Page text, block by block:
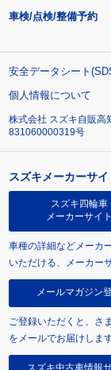
車検/点検/整備予約
安全データシート
個人情報について
株式会社 スズキ自販高
831060000319号
スズキメーカーサイ
スズキ四輪車
メーカーサイト
車種の詳細などメーカ
いただける、メーカー
メールマガジン
ご登録いただくと、さ
をメールでお届けします
スズキ中古車情報